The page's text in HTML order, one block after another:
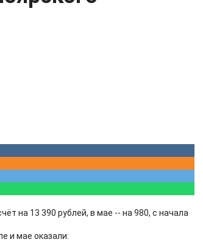
на 13 390 рублей, в мае -- на 980, с начала
и мае оказали: